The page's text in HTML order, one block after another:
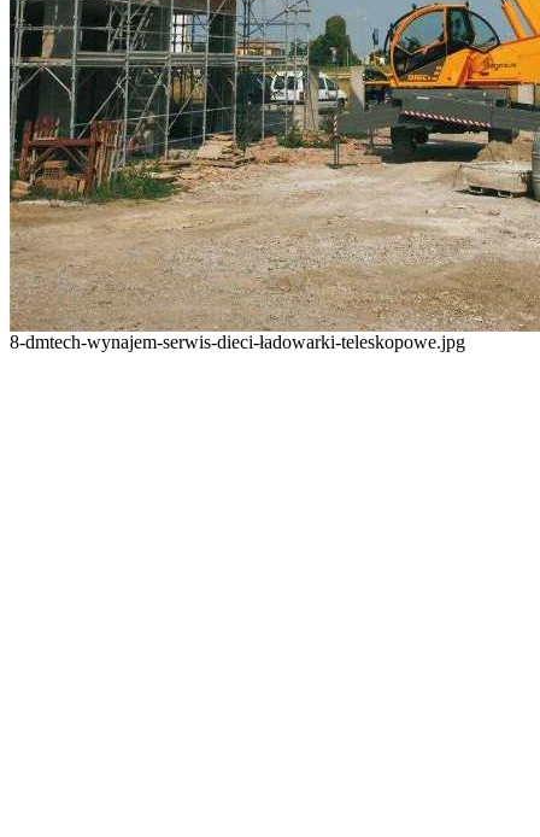
8-dmtech-wynajem-serwis-dieci-ładowarki-teleskopowe.jpg